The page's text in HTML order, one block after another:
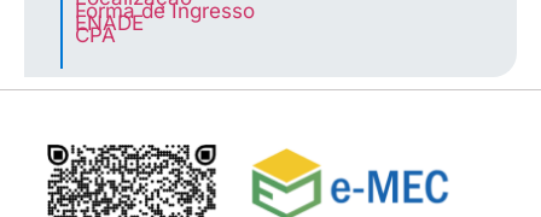
Forma de Ingresso
ENADE
CPA